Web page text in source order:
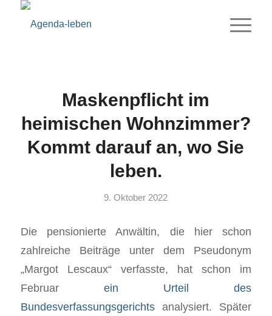
Maskenpflicht im
heimischen Wohnzimmer?
Kommt darauf an, wo Sie
leben.
9. Oktober 2022
Die pensionierte Anwältin, die hier schon
zahlreiche Beiträge unter dem Pseudonym
„Margot Lescaux“ verfasste, hat schon im
Februar ein Urteil des
Bundesverfassungsgerichtsanalysiert. Später